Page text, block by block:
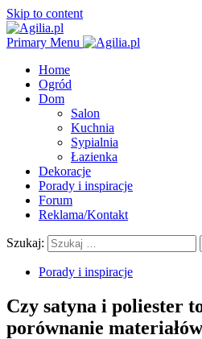
Skip to content
Primary Menu
Home
Ogród
Dom
Salon
Kuchnia
Sypialnia
Łazienka
Dekoracje
Porady i inspiracje
Forum
Reklama/Kontakt
Szukaj:
Porady i inspiracje
Czy satyna i poliester
porównanie materiałów